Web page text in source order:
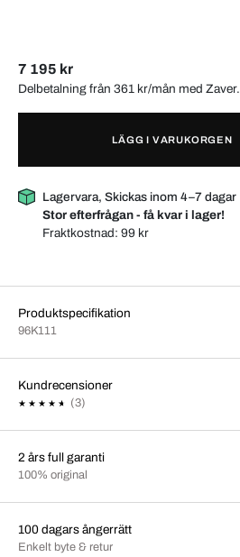
7 195 kr
Delbetalning från 361 kr/mån med Zaver.
LÄGG I VARUKORGEN
Lagervara, Skickas inom 4–7 dagar
Stor efterfrågan - få kvar i lager!
Fraktkostnad:99 kr
Produktspecifikation
96K111
Kundrecensioner
(3)
2 års full garanti
100% original
100 dagars ångerrätt
Enkelt byte & retur